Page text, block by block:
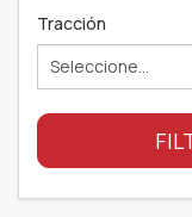
Tracción
Seleccione...